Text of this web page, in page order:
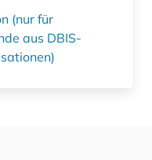
(nur für
aus DBIS-